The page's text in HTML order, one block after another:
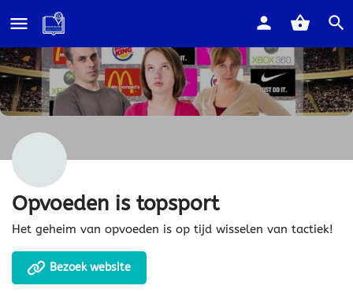
Home
Opvoeden is topsport
Het geheim van opvoeden is op tijd wisselen van tactiek!
Bezoek website